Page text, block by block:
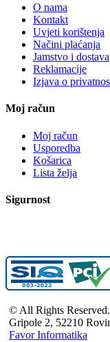
O nama
Kontakt
Uvjeti korištenja
Načini plaćanja
Jamstvo i dostava
Reklamacije
Izjava o
Moj račun
Moj račun
Usporedba
Košarica
Lista želja
Sigurnost
© All Rights
Gripole 2, 52210
Favor Informatika